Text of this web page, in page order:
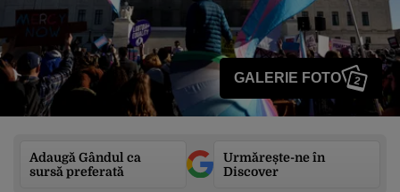
GALERIE FOTO 2
Adaugă Gândul ca
sursă preferată
Urmărește-ne în
Discover